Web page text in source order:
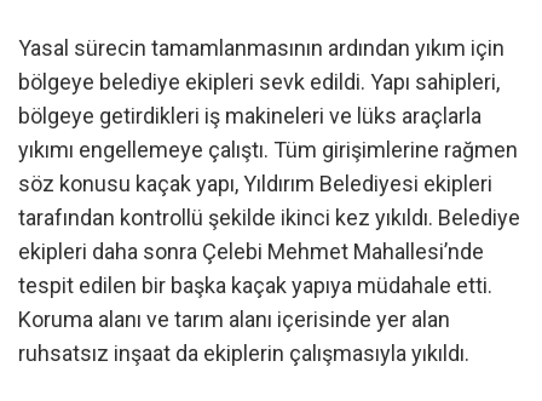
Yasal sürecin tamamlanmasının ardından yıkım için
bölgeye belediye ekipleri sevk edildi. Yapı sahipleri,
bölgeye getirdikleri iş makineleri ve lüks araçlarla
yıkımı engellemeye çalıştı. Tüm girişimlerine rağmen
söz konusu kaçak yapı, Yıldırım Belediyesi ekipleri
tarafından kontrollü şekilde ikinci kez yıkıldı. Belediye
ekipleri daha sonra Çelebi Mehmet Mahallesi’nde
tespit edilen bir başka kaçak yapıya müdahale etti.
Koruma alanı ve tarım alanı içerisinde yer alan
ruhsatsız inşaat da ekiplerin çalışmasıyla yıkıldı.